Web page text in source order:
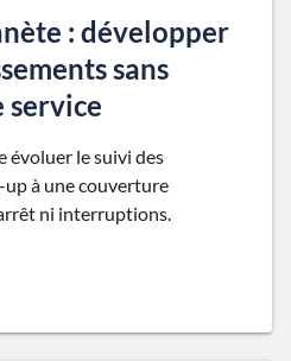
: développer
sans
évoluer le suivi des
à une couverture
ni interruptions.